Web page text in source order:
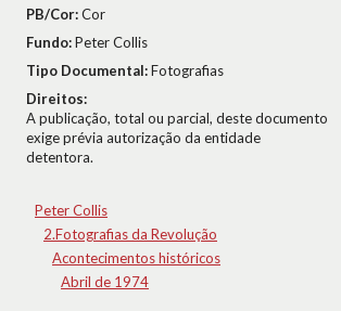
PB/Cor:Cor
Fundo:Peter Collis
Tipo Documental:Fotografias
Direitos:
A publicação, total ou parcial, deste documento
exige prévia autorização da entidade
detentora.
Peter Collis
2.Fotografias da Revolução
Acontecimentos históricos
Abril de 1974